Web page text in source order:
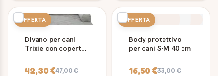
OFFERTA
Divano per cani
Trixie con coperta,
42,30 €47,00 €
OFFERTA
Body protettivo
per cani S-M 40 cm
16,50 €33,00 €